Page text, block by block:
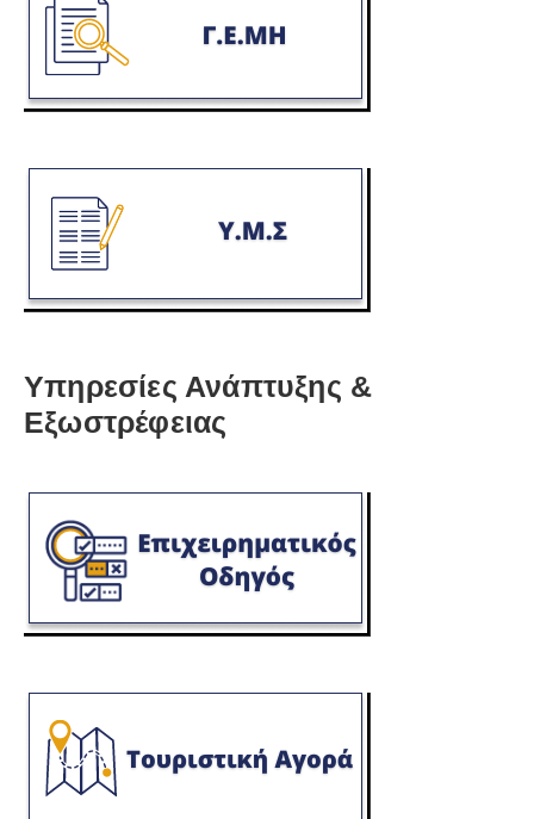
Υπηρεσίες Ανάπτυξης &
Εξωστρέφειας